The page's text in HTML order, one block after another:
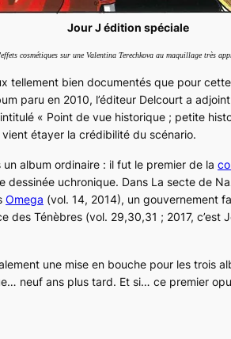
Jour J édition spéciale
cosmétiques sur une Valentina Terechkova au maquillage très
tellement bien documentés que pour
paru en 2010, l’éditeur Delcourt a
« Point de vue historique ; petite
étayer la crédibilité du scénario.
un album ordinaire : il fut le premier de la
dessinée uchronique. Dans La secte de
Omega (vol. 14, 2014), un gouvernement
des Ténèbres (vol. 29,30,31 ; 2017, c’est
une mise en bouche pour les trois
neuf ans plus tard. Et si… ce premier